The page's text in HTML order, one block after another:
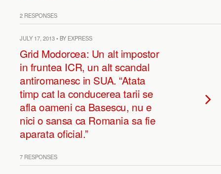
2 RESPONSES
JULY 17, 2013 • BY EXPRESS
Grid Modorcea: Un alt impostor
in fruntea ICR, un alt scandal
antiromanesc in SUA. “Atata
timp cat la conducerea tarii se
afla oameni ca Basescu, nu e
nici o sansa ca Romania sa fie
aparata oficial.”
7 RESPONSES